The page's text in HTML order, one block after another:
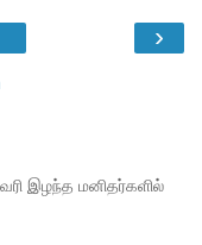
›
இழந்த மனிதர்களில்